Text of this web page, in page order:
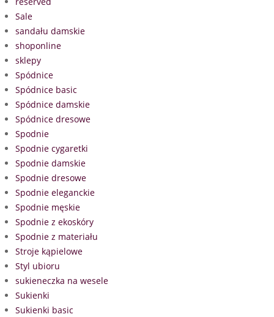
Sale
sandału damskie
shoponline
sklepy
Spódnice
Spódnice basic
Spódnice damskie
Spódnice dresowe
Spodnie
Spodnie cygaretki
Spodnie damskie
Spodnie dresowe
Spodnie eleganckie
Spodnie męskie
Spodnie z ekoskóry
Spodnie z materiału
Stroje kąpielowe
Styl ubioru
sukieneczka na wesele
Sukienki
Sukienki basic